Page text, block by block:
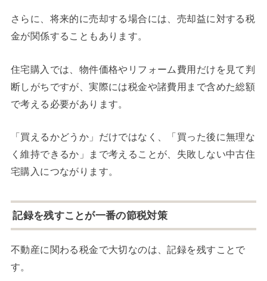
さらに、将来的に売却する場合には、売却益に対する税
金が関係することもあります。
住宅購入では、物件価格やリフォーム費用だけを見て判
断しがちですが、実際には税金や諸費用まで含めた総額
で考える必要があります。
「買えるかどうか」だけではなく、「買った後に無理な
く維持できるか」まで考えることが、失敗しない中古住
宅購入につながります。
記録を残すことが一番の節税対策
不動産に関わる税金で大切なのは、記録を残すことで
す。